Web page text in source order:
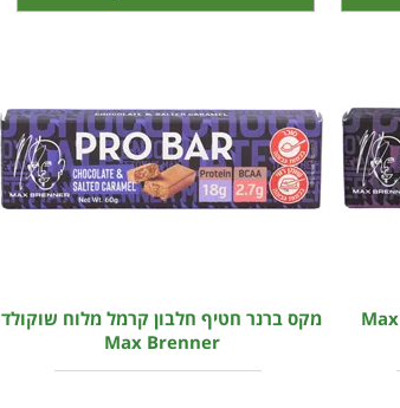
מקס ברנר חטיף חלבון קרם אגוז Max
מקס ברנר חטיף חלבון קרמל מלוח שוקולד
Max Brenner